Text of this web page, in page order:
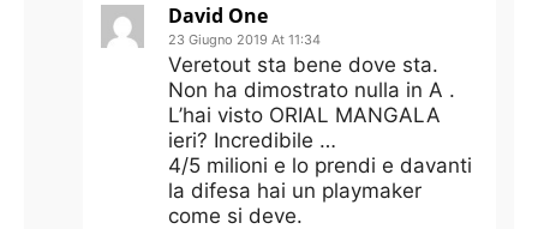
David One
23 Giugno 2019 At 11:34
Veretout sta bene dove sta.
Non ha dimostrato nulla in A .
L’hai visto ORIAL MANGALA
ieri? Incredibile …
4/5 milioni e lo prendi e davanti
la difesa hai un playmaker
come si deve.